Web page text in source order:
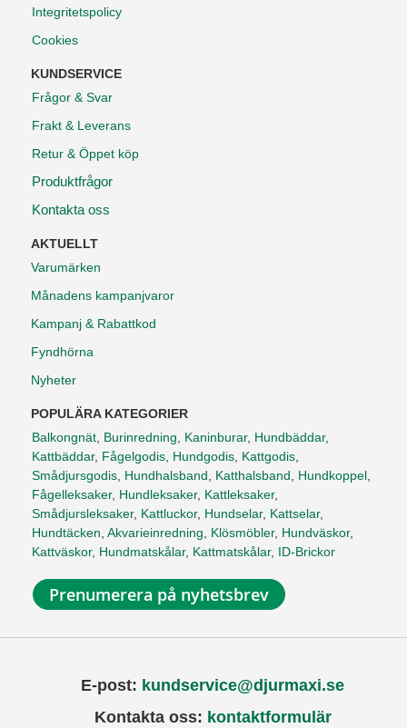
Integritetspolicy
Cookies
KUNDSERVICE
Frågor & Svar
Frakt & Leverans
Retur & Öppet köp
Produktfrågor
Kontakta oss
AKTUELLT
Varumärken
Månadens kampanjvaror
Kampanj & Rabattkod
Fyndhörna
Nyheter
POPULÄRA KATEGORIER
Balkongnät, Burinredning, Kaninburar, Hundbäddar,
Kattbäddar, Fågelgodis, Hundgodis, Kattgodis,
Smådjursgodis, Hundhalsband, Katthalsband, Hundkoppel,
Fågelleksaker, Hundleksaker, Kattleksaker,
Smådjursleksaker, Kattluckor, Hundselar, Kattselar,
Hundtäcken, Akvarieinredning, Klösmöbler, Hundväskor,
Kattväskor, Hundmatskålar, Kattmatskålar, ID-Brickor
Prenumerera på nyhetsbrev
E-post: kundservice@djurmaxi.se
Kontakta oss: kontaktformulär